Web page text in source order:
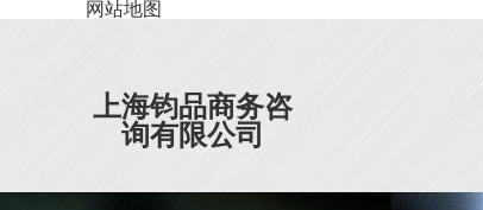
网站地图
上海钧品商务咨
询有限公司